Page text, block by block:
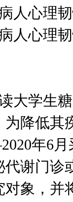
人心理
人心理
大学生
降低其
年6
谢门诊
象，并